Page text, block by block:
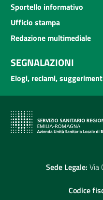
Sportello informativo
Ufficio stampa
Redazione multimediale
SEGNALAZIONI
Elogi, reclami,
Sede Legale: Via
Codice